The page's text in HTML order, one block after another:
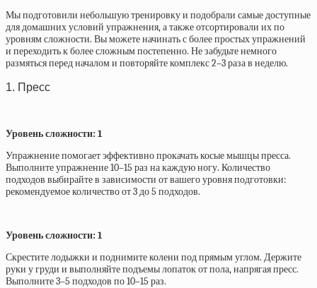
Мыподготовили небольшую тренировку и подобрали самые доступные
для домашних условий упражнения, а также отсортировали их по
уровням сложности. Вы можете начинать с более простых упражнений
и переходить к более сложным постепенно. Не забудьте немного
размяться перед началом и повторяйте комплекс 2–3 раза в неделю.
1. Пресс
Уровень сложности: 1
Упражнение помогает эффективно прокачать косые мышцы пресса.
Выполните упражнение 10–15 раз на каждую ногу. Количество
подходов выбирайте в зависимости от вашего уровня подготовки:
рекомендуемое количество от 3 до 5 подходов.
Уровень сложности: 1
Скрестите лодыжки и поднимите колени под прямым углом. Держите
руки у груди и выполняйте подъемы лопаток от пола, напрягая пресс.
Выполните 3–5 подходов по 10–15 раз.